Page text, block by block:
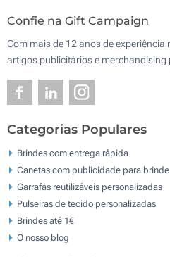
Confie na Gift Campaign
Com mais de 12 anos de experiência
artigos publicitários e merchandising
Categorias Populares
Brindes com entrega rápida
Canetas com publicidade para brinde
Garrafas reutilizáveis personalizadas
Pulseiras de tecido personalizadas
Brindes até 1€
O nosso blog